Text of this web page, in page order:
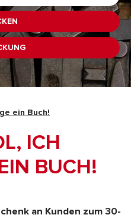
ein Buch!
ICH
BUCH!
an Kunden zum 30-